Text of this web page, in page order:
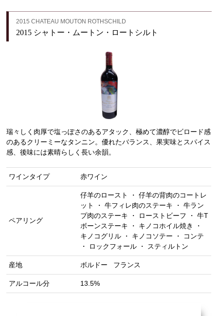
2015 CHATEAU MOUTON ROTHSCHILD
2015 シャトー・ムートン・ロートシルト
瑞々しく肉厚で塩っぽさのあるアタック、極めて濃醇でビロード感
のあるクリーミーなタンニン。優れたバランス、果実味とスパイス
感、後味には素晴らしく長い余韻。
ワインタイプ 赤ワイン
ペアリング
仔羊のロースト ・ 仔羊の背肉のコートレ
ット ・ 牛フィレ肉のステーキ ・ 牛ラン
プ肉のステーキ ・ ローストビーフ ・ 牛T
ボーンステーキ ・ キノコホイル焼き ・
キノコグリル ・ キノコソテー ・ コンテ
・ ロックフォール ・ スティルトン
産地 ボルドー フランス
アルコール分 13.5%